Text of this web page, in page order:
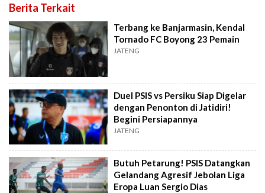
Berita Terkait
Terbang ke Banjarmasin, Kendal
Tornado FC Boyong 23 Pemain
JATENG
Duel PSIS vs Persiku Siap Digelar
dengan Penonton di Jatidiri!
Begini Persiapannya
JATENG
Butuh Petarung! PSIS Datangkan
Gelandang Agresif Jebolan Liga
Eropa Luan Sergio Dias